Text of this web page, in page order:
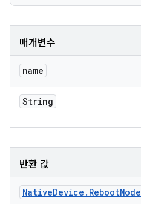
매개변수
name
String
반환 값
NativeDevice . RebootMode